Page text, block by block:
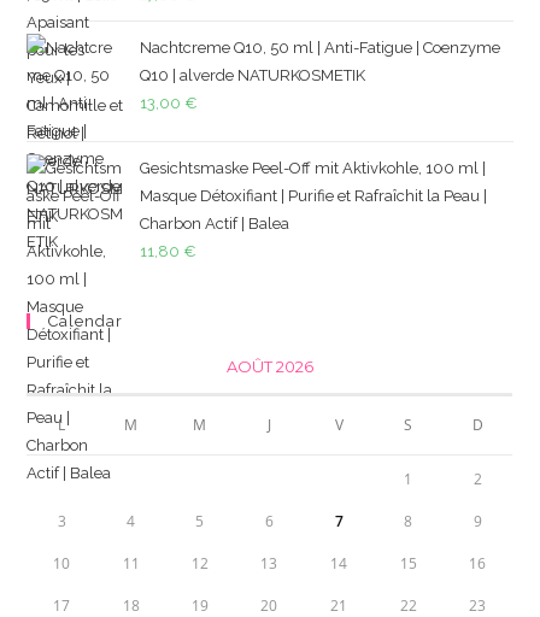
Nachtcreme Q10, 50 ml | Anti-Fatigue | Coenzyme
Q10 | alverde NATURKOSMETIK
13,00 €
Gesichtsmaske Peel-Off mit Aktivkohle, 100 ml |
Masque Détoxifiant | Purifie et Rafraîchit la Peau |
Charbon Actif | Balea
11,80 €
Calendar
AOÛT 2026
L M M J V S D
1 2
3 4 5 6 7 8 9
10 11 12 13 14 15 16
17 18 19 20 21 22 23